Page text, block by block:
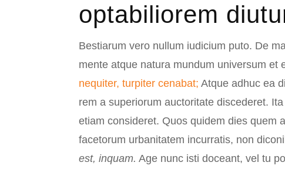
optabiliorem
Bestiarum vero nullum iudicium puto. De
mente atque natura mundum universum et
nequiter, turpiter cenabat; Atque adhuc ea
rem a superiorum auctoritate discederet.
etiam consideret. Quos quidem dies quem
facetorum urbanitatem incurratis, non
est, inquam. Age nunc isti doceant, vel tu